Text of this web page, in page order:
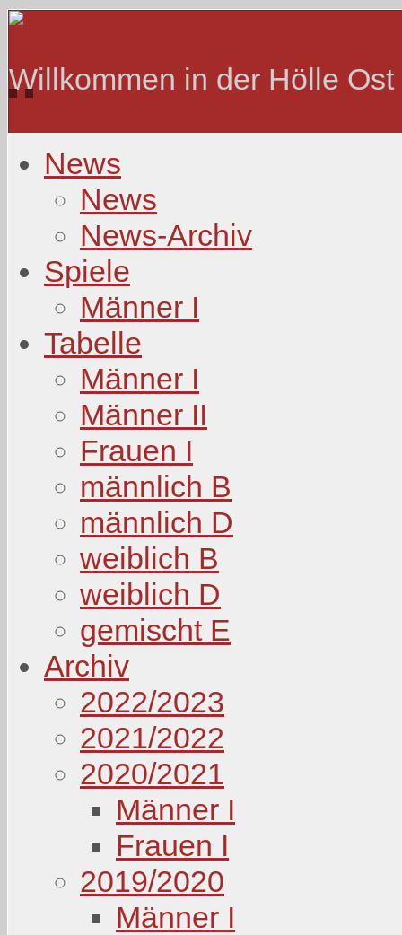
Willkommen in der Hölle Ost
News
News
News-Archiv
Spiele
Männer I
Tabelle
Männer I
Männer II
Frauen I
männlich B
männlich D
weiblich B
weiblich D
gemischt E
Archiv
2022/2023
2021/2022
2020/2021
Männer I
Frauen I
2019/2020
Männer I